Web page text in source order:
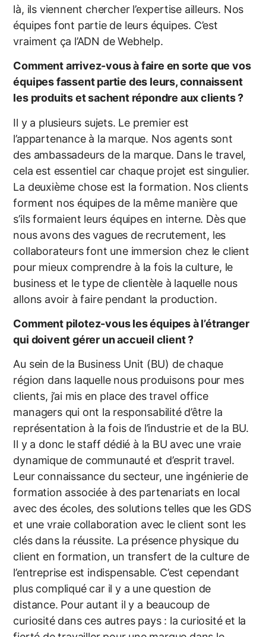
là, ils viennent chercher l’expertise ailleurs. Nos
équipes font partie de leurs équipes. C’est
vraiment ça l’ADN de Webhelp.
Comment arrivez-vous à faire en sorte que vos
équipes fassent partie des leurs, connaissent
les produits et sachent répondre aux clients ?
Il y a plusieurs sujets. Le premier est
l’appartenance à la marque. Nos agents sont
des ambassadeurs de la marque. Dans le travel,
cela est essentiel car chaque projet est singulier.
La deuxième chose est la formation. Nos clients
forment nos équipes de la même manière que
s’ils formaient leurs équipes en interne. Dès que
nous avons des vagues de recrutement, les
collaborateurs font une immersion chez le client
pour mieux comprendre à la fois la culture, le
business et le type de clientèle à laquelle nous
allons avoir à faire pendant la production.
Comment pilotez-vous les équipes à l’étranger
qui doivent gérer un accueil client ?
Au sein de la Business Unit (BU) de chaque
région dans laquelle nous produisons pour mes
clients, j’ai mis en place des travel office
managers qui ont la responsabilité d’être la
représentation à la fois de l’industrie et de la BU.
Il y a donc le staff dédié à la BU avec une vraie
dynamique de communauté et d’esprit travel.
Leur connaissance du secteur, une ingénierie de
formation associée à des partenariats en local
avec des écoles, des solutions telles que les GDS
et une vraie collaboration avec le client sont les
clés dans la réussite. La présence physique du
client en formation, un transfert de la culture de
l’entreprise est indispensable. C’est cependant
plus compliqué car il y a une question de
distance. Pour autant il y a beaucoup de
curiosité dans ces autres pays : la curiosité et la